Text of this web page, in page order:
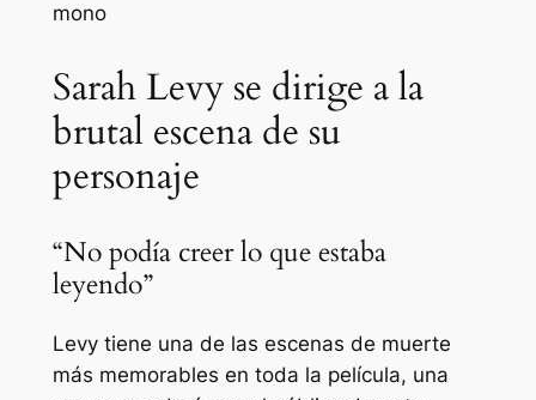
mono
Sarah Levy se dirige a la
brutal escena de su
personaje
“No podía creer lo que estaba
leyendo”
Levy tiene una de las escenas de muerte
más memorables en toda la película, una